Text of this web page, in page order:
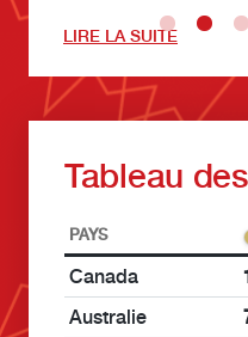
LIRE LA SUITE
Tableau
PAYS
Canada
Australie